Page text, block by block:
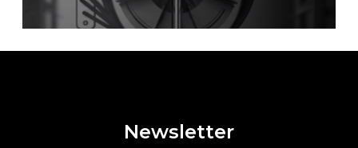
Newsletter